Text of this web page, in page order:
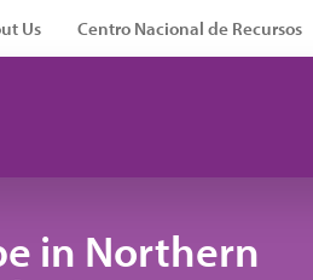
Us Centro Nacional de Recursos
in Northern